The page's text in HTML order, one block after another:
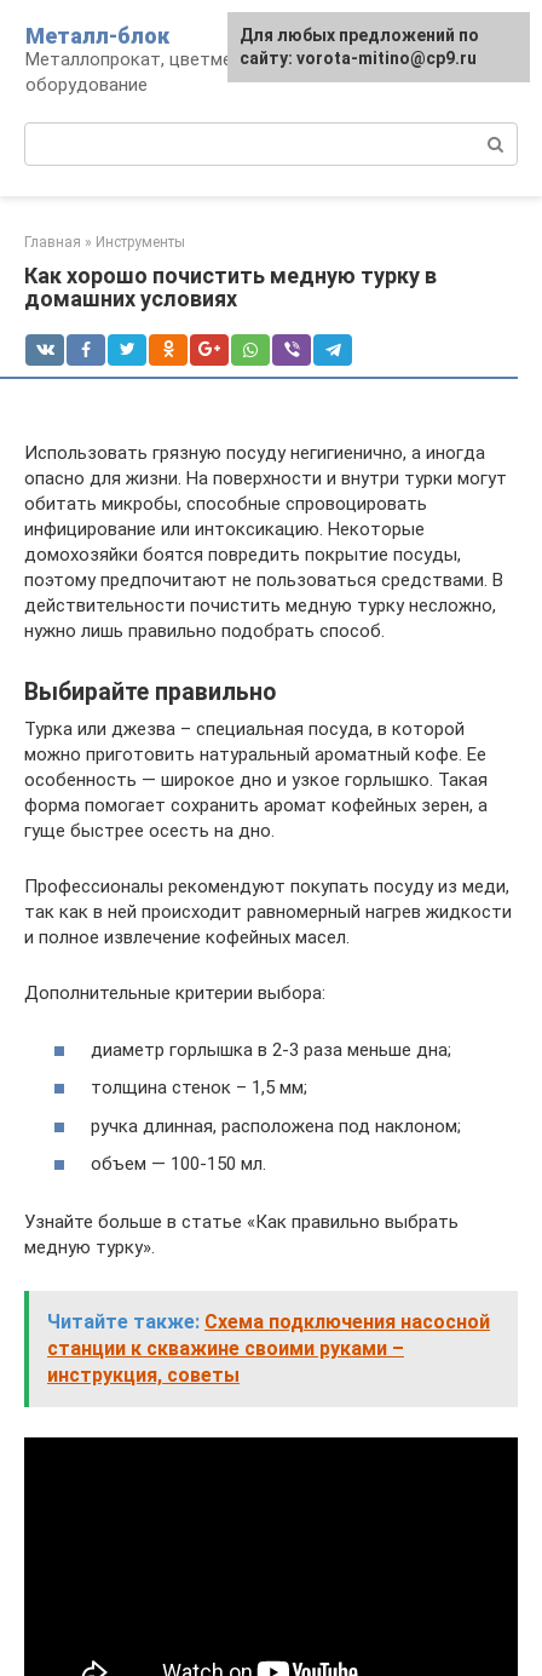
контенту
Металл-блок
Металлопрокат, цветмет, обработка и
оборудование
Главная » Инструменты
Как хорошо почистить медную турку в
домашних условиях
Использовать грязную посуду негигиенично, а иногда
опасно для жизни. На поверхности и внутри турки могут
обитать микробы, способные спровоцировать
инфицирование или интоксикацию. Некоторые
домохозяйки боятся повредить покрытие посуды,
поэтому предпочитают не пользоваться средствами. В
действительности почистить медную турку несложно,
нужно лишь правильно подобрать способ.
Выбирайте правильно
Турка или джезва – специальная посуда, в которой
можно приготовить натуральный ароматный кофе. Ее
особенность — широкое дно и узкое горлышко. Такая
форма помогает сохранить аромат кофейных зерен, а
гуще быстрее осесть на дно.
Профессионалы рекомендуют покупать посуду из меди,
так как в ней происходит равномерный нагрев жидкости
и полное извлечение кофейных масел.
Дополнительные критерии выбора:
диаметр горлышка в 2-3 раза меньше дна;
толщина стенок – 1,5 мм;
ручка длинная, расположена под наклоном;
объем — 100-150 мл.
Узнайте больше в статье «Как правильно выбрать
медную турку».
Читайте также: Схема подключения насосной
станции к скважине своими руками –
инструкция, советы
Для любых предложений по
сайту: vorota-mitino@cp9.ru